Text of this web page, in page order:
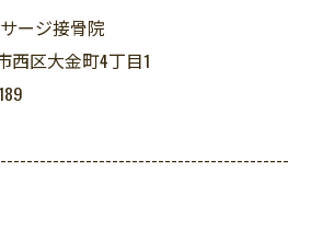
ージ接骨院
西区大金町4丁目1